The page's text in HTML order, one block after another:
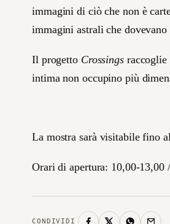
immagini di ciò che non è
immagini astrali che
Il progetto Crossingsraccoglie
intima non occupino più
La mostra sarà visitabile fino
Orari di apertura: 10,00-
CONDIVIDI